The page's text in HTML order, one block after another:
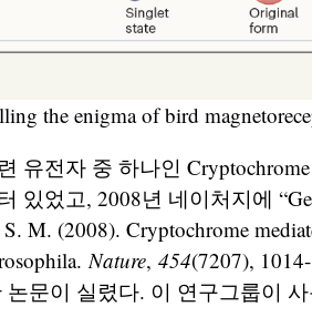
the enigma of bird
유전자 중 하나인
있었고, 2008년 네이처지에
M. (2008). Cryptochrome
Nature, 454(7207),
문이 실렸다. 이 연구그룹이